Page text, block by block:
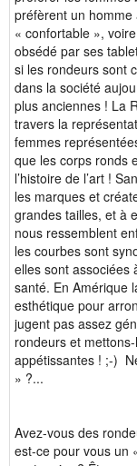
préfèrent un
« confortable »,
obsédé par ses
si les rondeurs sont
dans la société
plus anciennes ! La
travers la
femmes
que les corps ronds
l’histoire de l’art !
les marques et
grandes tailles, et à
nous ressemblent
les courbes sont
elles sont associées
santé. En Amérique
esthétique pour
jugent pas assez
rondeurs et
appétissantes ! ;-)
» ?...
Avez-vous des
est-ce pour vous un